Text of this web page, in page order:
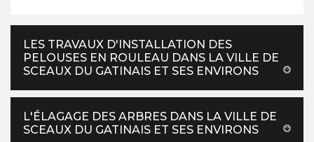
LES TRAVAUX D'INSTALLATION DES
PELOUSES EN ROULEAU DANS LA VILLE DE
SCEAUX DU GATINAIS ET SES ENVIRONS
L'ÉLAGAGE DES ARBRES DANS LA VILLE DE
SCEAUX DU GATINAIS ET SES ENVIRONS